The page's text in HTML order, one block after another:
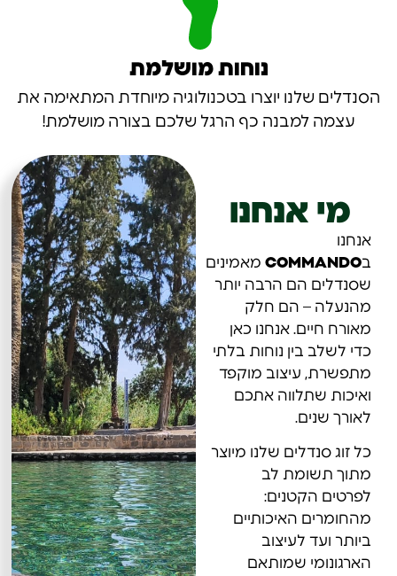
נוחות מושלמת
הסנדלים שלנו יוצרו בטכנולוגיה מיוחדת המתאימה את
עצמה למבנה כף הרגל שלכם בצורה מושלמת!
מי אנחנו
אנחנו
בCOMMANDO מאמינים
שסנדלים הם הרבה יותר
מהנעלה – הם חלק
מאורח חיים. אנחנו כאן
כדי לשלב בין נוחות בלתי
מתפשרת, עיצוב מוקפד
ואיכות שתלווה אתכם
לאורך שנים.
כל זוג סנדלים שלנו מיוצר
מתוך תשומת לב
לפרטים הקטנים:
מהחומרים האיכותיים
ביותר ועד לעיצוב
הארגונומי שמותאם